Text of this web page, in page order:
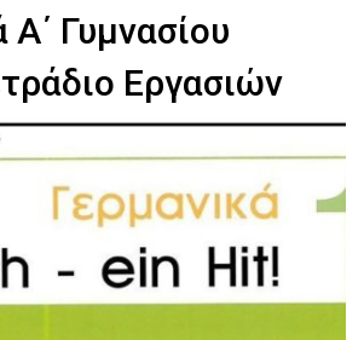
Α΄ Γυμνασίου
Εργασιών